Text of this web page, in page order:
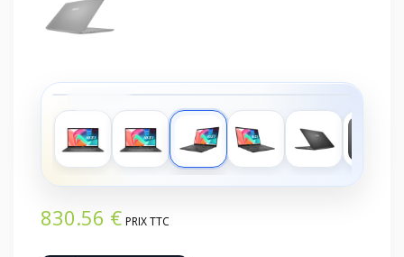
›
830.56 € PRIX TTC